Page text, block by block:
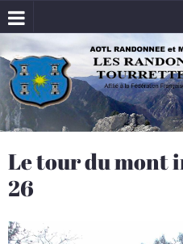
Le tour du mont
26